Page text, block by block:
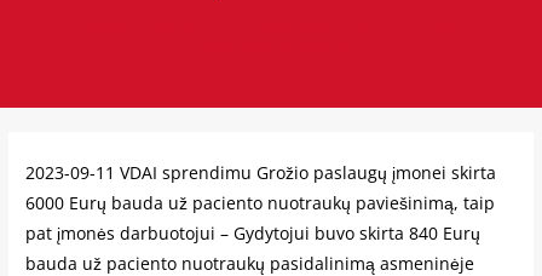
2023-09-11 VDAI sprendimu Grožio paslaugų įmonei skirta
6000 Eurų bauda už paciento nuotraukų paviešinimą, taip
pat įmonės darbuotojui – Gydytojui buvo skirta 840 Eurų
bauda už paciento nuotraukų pasidalinimą asmeninėje